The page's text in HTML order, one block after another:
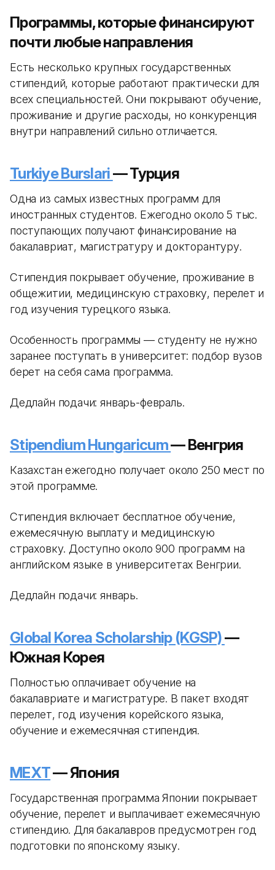
Программы, которые финансируют
почти любые направления
Есть несколько крупных государственных
стипендий, которые работают практически для
всех специальностей. Они покрывают обучение,
проживание и другие расходы, но конкуренция
внутри направлений сильно отличается.
Turkiye Burslari— Турция
Одна из самых известных программ для
иностранных студентов. Ежегодно около 5 тыс.
поступающих получают финансирование на
бакалавриат, магистратуру и докторантуру.
Стипендия покрывает обучение, проживание в
общежитии, медицинскую страховку, перелет и
год изучения турецкого языка.
Особенность программы — студенту не нужно
заранее поступать в университет: подбор вузов
берет на себя сама программа.
Дедлайн подачи: январь-февраль.
Stipendium Hungaricum— Венгрия
Казахстан ежегодно получает около 250 мест по
этой программе.
Стипендия включает бесплатное обучение,
ежемесячную выплату и медицинскую
страховку. Доступно около 900 программ на
английском языке в университетах Венгрии.
Дедлайн подачи: январь.
Global Korea Scholarship (KGSP)—
Южная Корея
Полностью оплачивает обучение на
бакалавриате и магистратуре. В пакет входят
перелет, год изучения корейского языка,
обучение и ежемесячная стипендия.
MEXT— Япония
Государственная программа Японии покрывает
обучение, перелет и выплачивает ежемесячную
стипендию. Для бакалавров предусмотрен год
подготовки по японскому языку.